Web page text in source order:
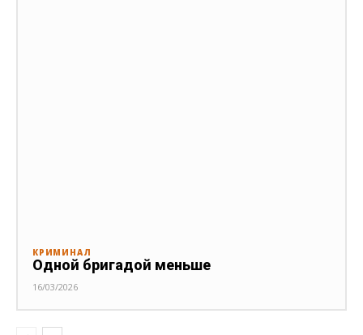
КРИМИНАЛ
Одной бригадой меньше
16/03/2026